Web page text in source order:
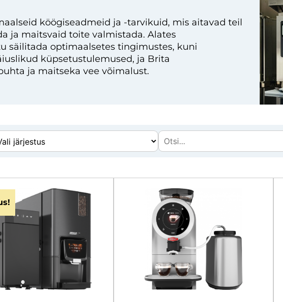
köögiseadmeid ja -tarvikuid, mis aitavad teil
ja maitsvaid toite valmistada. Alates
säilitada optimaalsetes tingimustes, kuni
küpsetustulemused, ja Brita
ja maitseka vee võimalust.